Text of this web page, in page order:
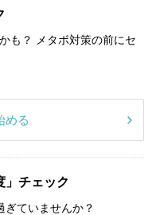
も？ メタボ対策の前にセ
める
」チェック
ていませんか？